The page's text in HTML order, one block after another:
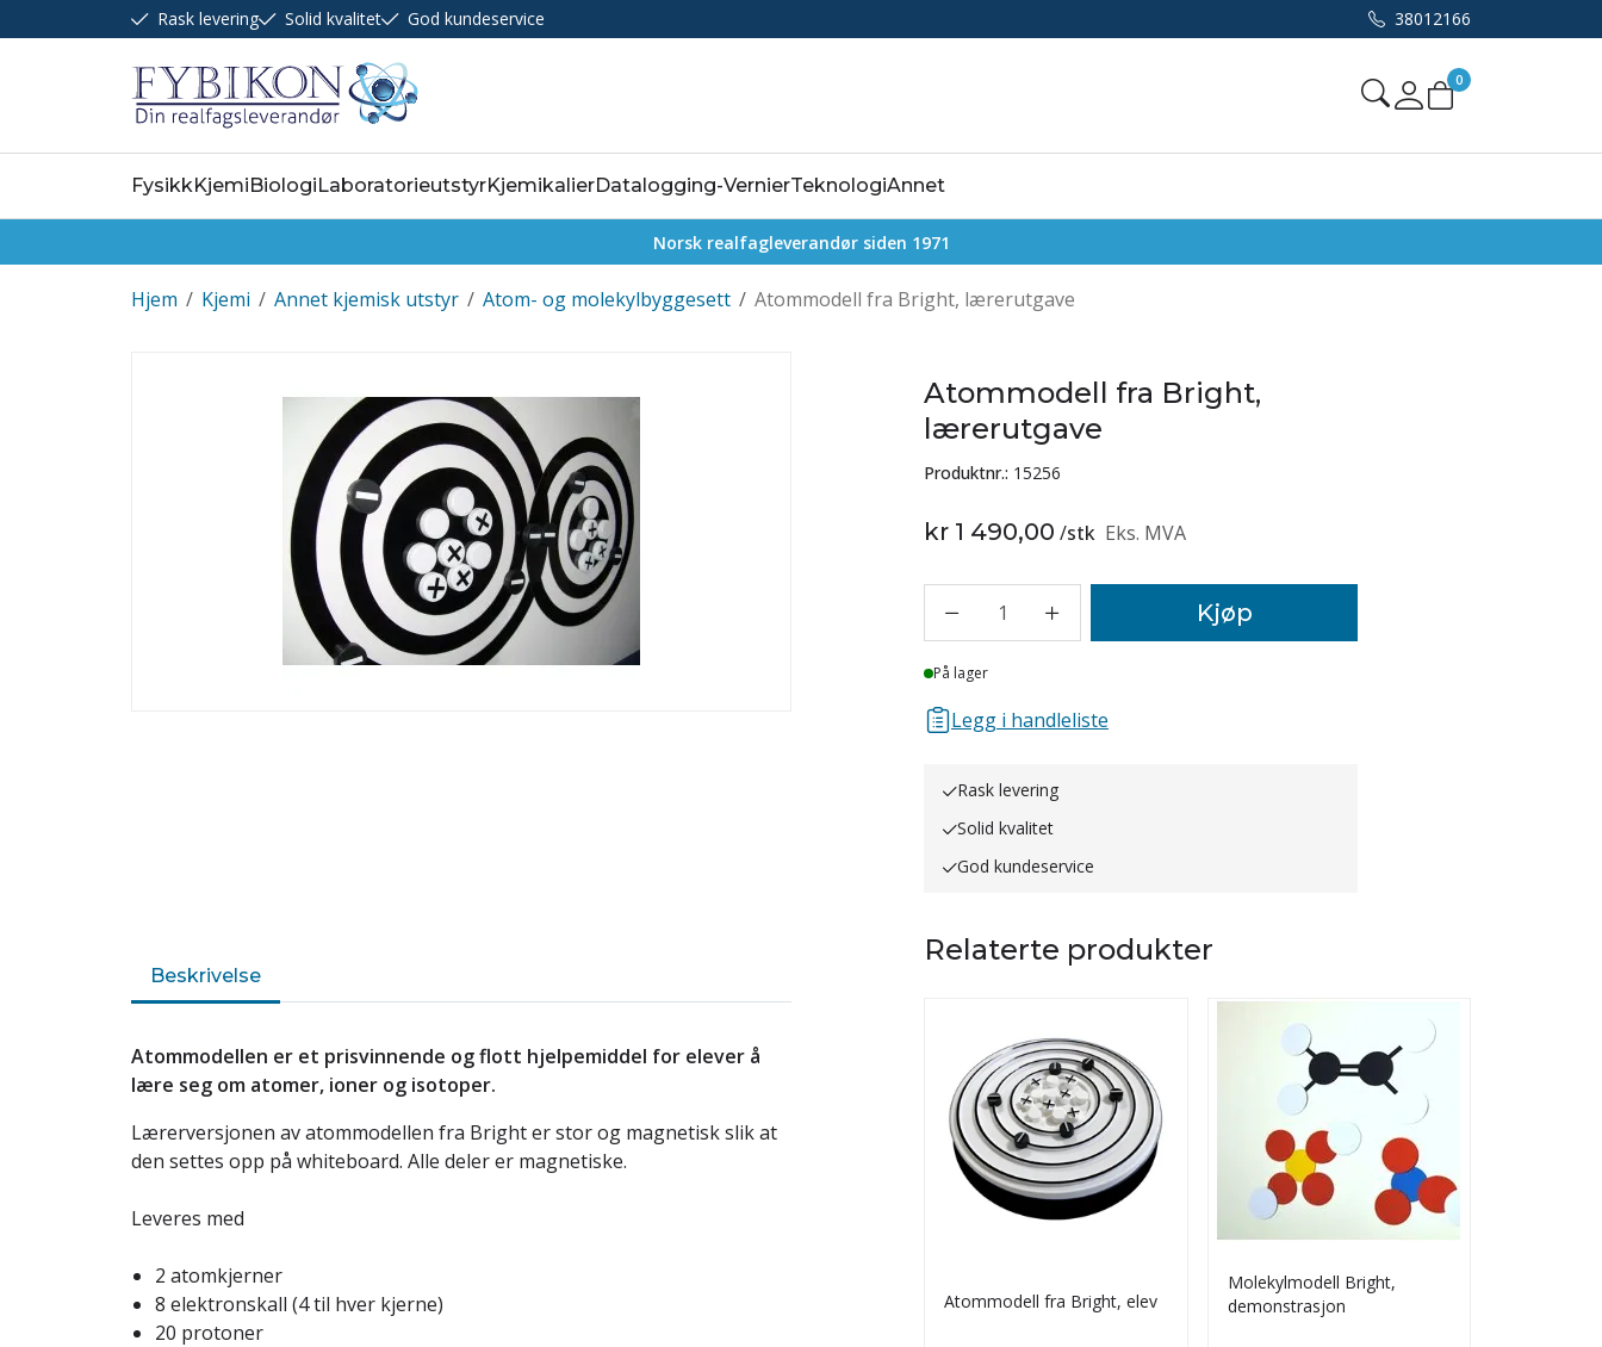
Rask levering Solid kvalitet God kundeservice 38012166
Mine sider
0
FysikkKjemiBiologiLaboratorieutstyrKjemikalierDatalogging-VernierTeknologiAnnet
Norsk realfagleverandør siden 1971
/
Hjem /
Kjemi /
Annet kjemisk utstyr /
Atom- og molekylbyggesett Atommodell fra Bright, lærerutgave
Atommodell fra Bright,
lærerutgave
Produktnr.: 15256
kr 1 490,00 /stk Eks. MVA
1 Kjøp
Lager
På lager
Legg i handleliste
Rask levering
Solid kvalitet
God kundeservice
Beskrivelse
Atommodellen er et prisvinnende og flott hjelpemiddel for elever å
lære seg om atomer, ioner og isotoper.
Lærerversjonen av atommodellen fra Bright er stor og magnetisk slik at
den settes opp på whiteboard. Alle deler er magnetiske.
Leveres med
2 atomkjerner
8 elektronskall (4 til hver kjerne)
20 protoner
Relaterte produkter
Atommodell fra Bright, elev
Molekylmodell Bright,
demonstrasjon